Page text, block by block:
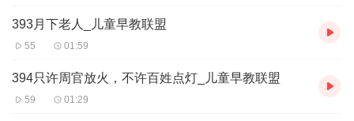
393月下老人_儿童早教联盟
55 01:59
394只许周官放火，不许百姓点灯_儿童早教联盟
59 01:29